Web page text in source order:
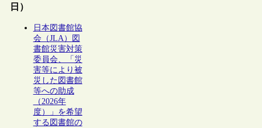
日）
日本図書館協
会（JLA）図
書館災害対策
委員会、「災
害等により被
災した図書館
等への助成
（2026年
度）」を希望
する図書館の